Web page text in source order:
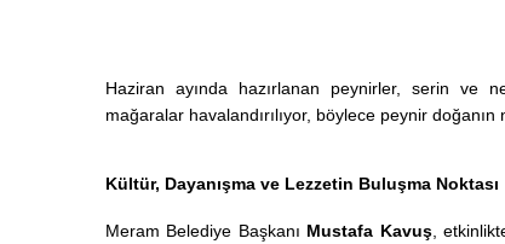
Haziran ayında hazırlanan peynirler, serin ve
mağaralar havalandırılıyor, böylece peynir
Kültür, Dayanışma ve Lezzetin Buluşma Noktası
Meram Belediye Başkanı Mustafa Kavuş,